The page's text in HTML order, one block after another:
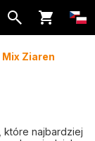
Mix Ziaren
które najbardziej